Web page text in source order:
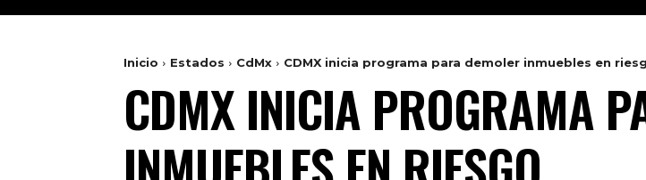
Inicio Estados CdMx CDMX inicia programa para demoler inmuebles en
CDMX INICIA PROGRAMA